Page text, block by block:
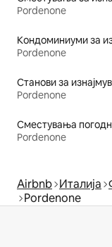
Pordenone
Pordenone
Станови за
Pordenone
Pordenone
Airbnb Италија
Pordenone